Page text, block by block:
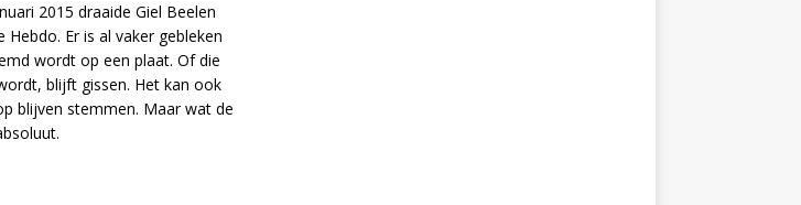
2015 draaide Giel Beelen
Er is al vaker gebleken
wordt op een plaat. Of die
blijft gissen. Het kan ook
blijven stemmen. Maar wat de